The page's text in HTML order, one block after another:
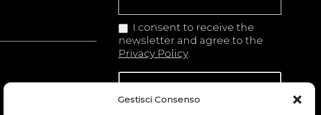
Gestisci Consenso
I consent to receive the
newsletter and agree to the
Privacy Policy.